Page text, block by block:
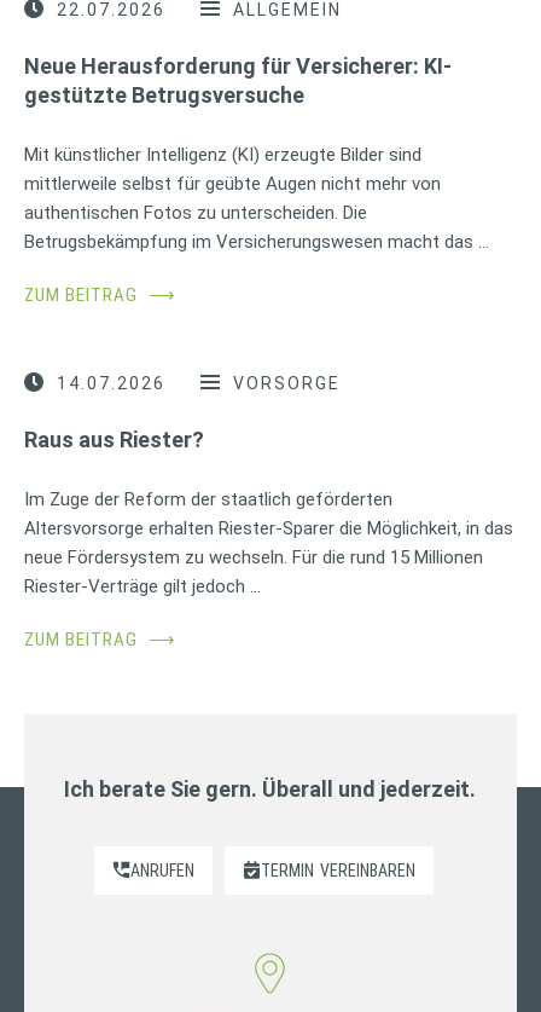
22.07.2026 ALLGEMEIN
Neue Herausforderung für Versicherer: KI-
gestützte Betrugsversuche
Mit künstlicher Intelligenz (KI) erzeugte Bilder sind
mittlerweile selbst für geübte Augen nicht mehr von
authentischen Fotos zu unterscheiden. Die
Betrugsbekämpfung im Versicherungswesen macht das …
ZUM BEITRAG ⟶
14.07.2026 VORSORGE
Raus aus Riester?
Im Zuge der Reform der staatlich geförderten
Altersvorsorge erhalten Riester-Sparer die Möglichkeit, in das
neue Fördersystem zu wechseln. Für die rund 15 Millionen
Riester-Verträge gilt jedoch …
ZUM BEITRAG ⟶
Ich berate Sie gern. Überall und jederzeit.
ANRUFEN TERMIN VEREINBAREN